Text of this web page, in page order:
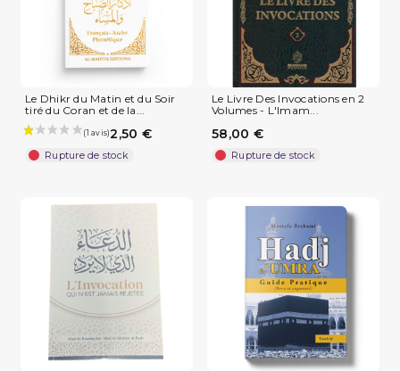
Le Dhikr du Matin et du Soir
tiré du Coran et de la...
2,50 €
Rupture de stock
Le Livre Des Invocations en 2
Volumes - L'Imam...
58,00 €
Rupture de stock